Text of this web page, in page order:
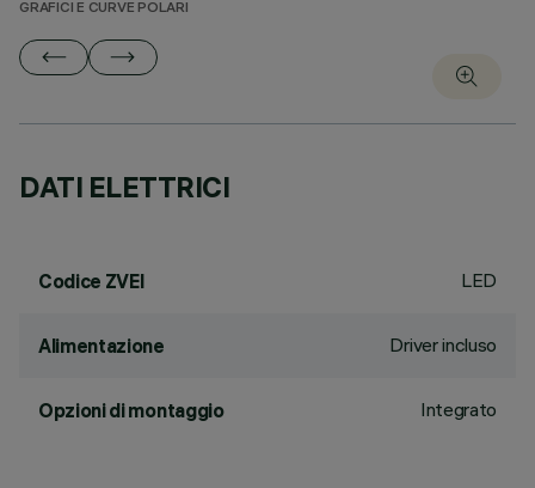
GRAFICI E CURVE POLARI
DATI ELETTRICI
Codice ZVEI LED
Alimentazione Driver incluso
Opzioni di montaggio Integrato